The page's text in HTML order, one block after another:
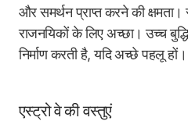
और समर्थन प्राप्त करने की क्षमता।
राजनयिकों के लिए अच्छा। उच्च
निर्माण करती है, यदि अच्छे पहलू हों।
एस्ट्रो वे की वस्तुएं